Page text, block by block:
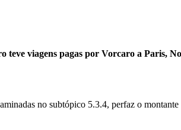
teve viagens pagas por Vorcaro a Paris,
no subtópico 5.3.4, perfaz o